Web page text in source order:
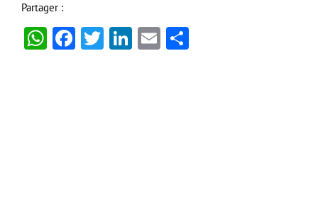
Partager :
WhatsApp
Facebook
Twitter
LinkedIn
Email